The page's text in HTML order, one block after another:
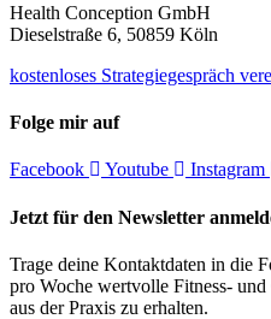
Health Conception GmbH
Dieselstraße 6, 50859 Köln
kostenloses Strategiegespräch
Folge mir auf
Facebook Youtube Instagram
Jetzt für den Newsletter
Trage deine Kontaktdaten in die
pro Woche wertvolle Fitness-
aus der Praxis zu erhalten.